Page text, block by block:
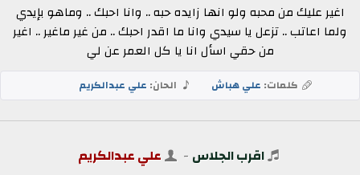
اغير عليك من محبه ولو انها زايده حبه .. وانا احبك .. وماهو بإيدي
ولما اعاتب .. تزعل يا سيدي وانا ما اقدر احبك .. من غير ماغير .. اغير
من حقي اسأل انا يا كل العمر عن لي
كلمات: علي هباش الحان: علي عبدالكريم
اقرب الجلاس - علي عبدالكريم